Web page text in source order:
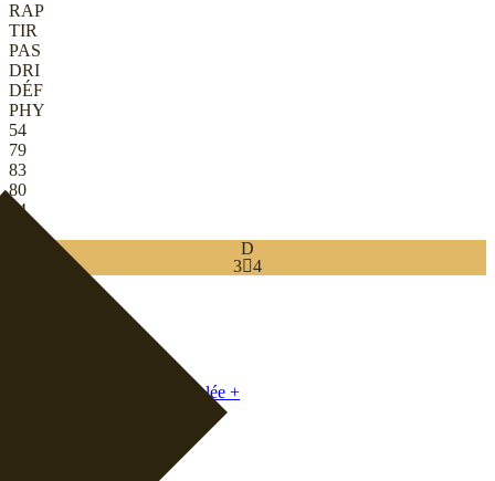
RAP
TIR
PAS
DRI
DÉF
PHY
54
79
83
80
74
D
34
Meneuse de jeu reculée +